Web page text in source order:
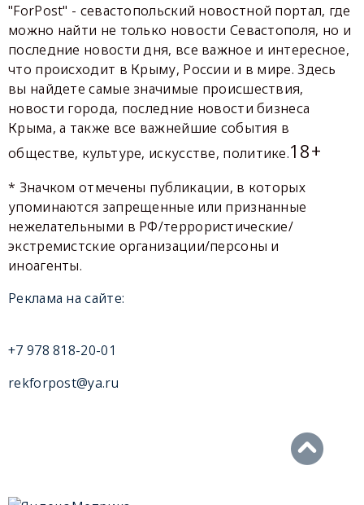
"ForPost" - севастопольский новостной портал, где
можно найти не только новости Севастополя, но и
последние новости дня, все важное и интересное,
что происходит в Крыму, России и в мире. Здесь
вы найдете самые значимые происшествия,
новости города, последние новости бизнеса
Крыма, а также все важнейшие события в
обществе, культуре, искусстве, политике.18+
* Значком отмечены публикации, в которых
упоминаются запрещенные или признанные
нежелательными в РФ/террористические/
экстремистские организации/персоны и
иноагенты.
Реклама на сайте:
+7 978 818-20-01
rekforpost@ya.ru